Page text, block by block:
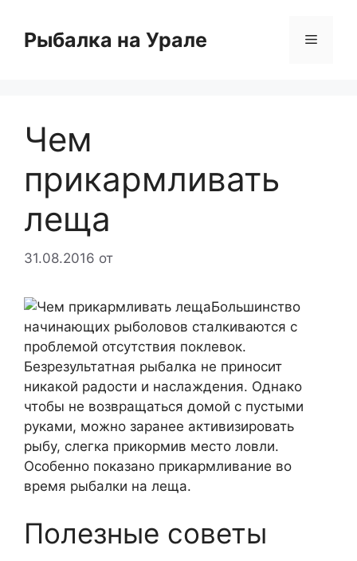
содержимому
Рыбалка на Урале Меню
Чем
прикармливать
леща
31.08.2016 от
Большинство
начинающих рыболовов сталкиваются с
проблемой отсутствия поклевок.
Безрезультатная рыбалка не приносит
никакой радости и наслаждения. Однако
чтобы не возвращаться домой с пустыми
руками, можно заранее активизировать
рыбу, слегка прикормив место ловли.
Особенно показано прикармливание во
время рыбалки на леща.
Полезные советы